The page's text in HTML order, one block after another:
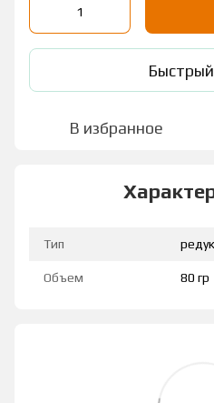
В избранное
Тип
Объем 80 гр